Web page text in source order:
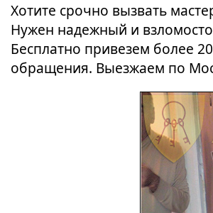
Хотите срочно вызвать
Нужен надежный и
Бесплатно привезем более
обращения. Выезжаем по